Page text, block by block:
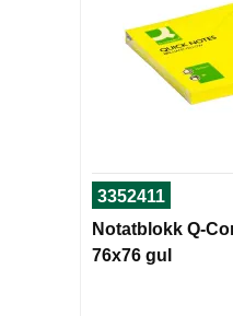
3352411
Notatblokk Q-
76x76 gul